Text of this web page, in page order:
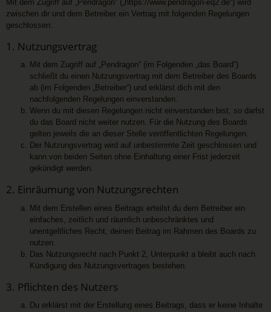
Mit dem Zugriff auf „Pendragon“ („https://www.pendragon-eq2.de“) wird
zwischen dir und dem Betreiber ein Vertrag mit folgenden Regelungen
geschlossen:
1. Nutzungsvertrag
Mit dem Zugriff auf „Pendragon“ (im Folgenden „das Board“)
schließt du einen Nutzungsvertrag mit dem Betreiber des Boards
ab (im Folgenden „Betreiber“) und erklärst dich mit den
nachfolgenden Regelungen einverstanden.
Wenn du mit diesen Regelungen nicht einverstanden bist, so darfst
du das Board nicht weiter nutzen. Für die Nutzung des Boards
gelten jeweils die an dieser Stelle veröffentlichten Regelungen.
Der Nutzungsvertrag wird auf unbestimmte Zeit geschlossen und
kann von beiden Seiten ohne Einhaltung einer Frist jederzeit
gekündigt werden.
2. Einräumung von Nutzungsrechten
Mit dem Erstellen eines Beitrags erteilst du dem Betreiber ein
einfaches, zeitlich und räumlich unbeschränktes und
unentgeltliches Recht, deinen Beitrag im Rahmen des Boards zu
nutzen.
Das Nutzungsrecht nach Punkt 2, Unterpunkt a bleibt auch nach
Kündigung des Nutzungsvertrages bestehen.
3. Pflichten des Nutzers
Du erklärst mit der Erstellung eines Beitrags, dass er keine Inhalte